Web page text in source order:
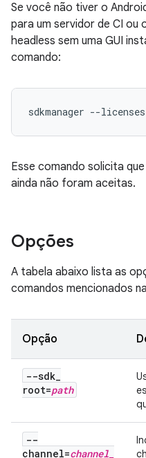
Se você não tiver o
para um servidor de CI ou
headless sem uma GUI
comando:
sdkmanager --licenses
Esse comando solicita
ainda não foram aceitas.
Opções
A tabela abaixo lista as
comandos mencionados
Opção
--sdk_
root=path
--
channel=channel